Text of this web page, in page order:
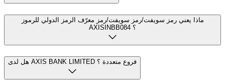
ماذا يعني رمز سويفت/رمز سويفت/رمز معرّف الرمز الدولي للرموز
AXISINBB084 ؟
هل لدى AXIS BANK LIMITED فروع متعددة ؟